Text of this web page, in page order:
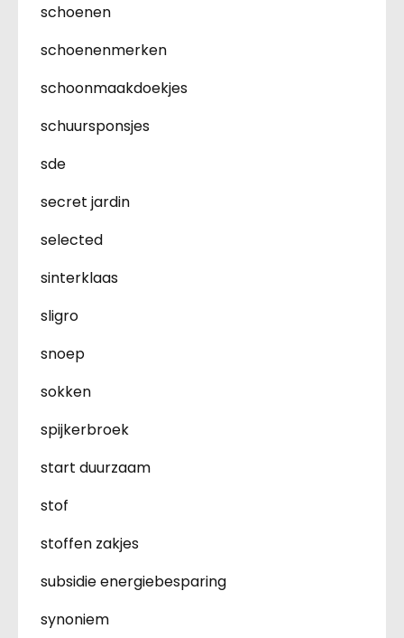
schoenen
schoenenmerken
schoonmaakdoekjes
schuursponsjes
sde
secret jardin
selected
sinterklaas
sligro
snoep
sokken
spijkerbroek
start duurzaam
stof
stoffen zakjes
subsidie energiebesparing
synoniem